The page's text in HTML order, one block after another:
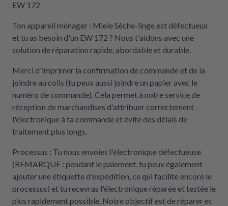
EW 172
Ton appareil ménager : Miele Sèche-linge est défectueux
et tu as besoin d'un EW 172 ? Nous t'aidons avec une
solution de réparation rapide, abordable et durable.
Merci d'imprimer la confirmation de commande et de la
joindre au colis (tu peux aussi joindre un papier avec le
numéro de commande). Cela permet à notre service de
réception de marchandises d'attribuer correctement
l'électronique à ta commande et évite des délais de
traitement plus longs.
Processus : Tu nous envoies l'électronique défectueuse
(REMARQUE : pendant le paiement, tu peux également
ajouter une étiquette d'expédition, ce qui facilite encore le
processus) et tu recevras l'électronique réparée et testée le
plus rapidement possible. Notre objectif est de réparer et